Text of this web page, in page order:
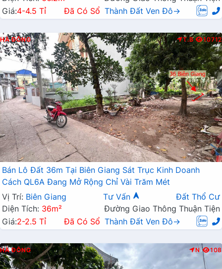
Giá:4-4.5 Tỉ Đã Có Sổ Thành Đất Ven Đô→
HÀ ĐÔNG T.B 10712
Bán Lô Đất 36m Tại Biên Giang Sát Trục Kinh Doanh
Cách QL6A Đang Mở Rộng Chỉ Vài Trăm Mét
Vị Trí: Biên Giang Tư Vấn
Đất Thổ Cư
Diện Tích: 36m²
Đường Giao Thông Thuận Tiện
Giá:2-2.5 Tỉ Đã Có Sổ Thành Đất Ven Đô→
HÀ ĐÔNG N 108